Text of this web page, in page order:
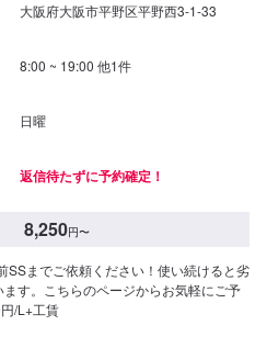
大阪府大阪市平野区平野西3-1-33
8:00 ~ 19:00 他1件
日曜
返信待たずに予約確定！
8,250円〜
SSまでご依頼ください！使い続けると劣
す。こちらのページからお気軽にご予
/L+工賃